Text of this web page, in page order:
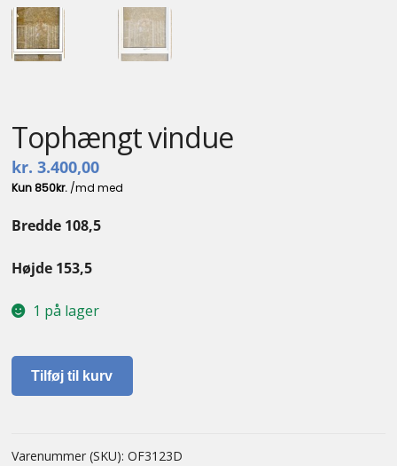
Tophængt vindue
kr. 3.400,00
Bredde 108,5
Højde 153,5
1 på lager
Tophængt
vindue
Tilføj til kurv
Varenummer (SKU): OF3123D